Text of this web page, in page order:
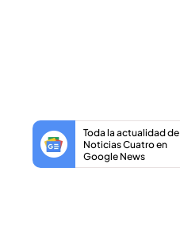
Toda la actualidad de
Noticias Cuatro en
Google News